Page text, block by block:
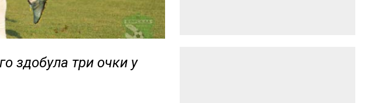
здобула три очки у